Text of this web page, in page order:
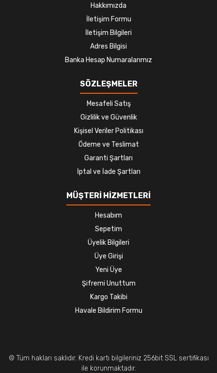
Hakkımızda
İletişim Formu
İletişim Bilgileri
Adres Bilgisi
Banka Hesap Numaralarımız
SÖZLEŞMELER
Mesafeli Satış
Gizlilik ve Güvenlik
Kişisel Veriler Politikası
Ödeme ve Teslimat
Garanti Şartları
İptal ve İade Şartları
MÜŞTERİ HİZMETLERİ
Hesabım
Sepetim
Üyelik Bilgileri
Üye Girişi
Yeni Üye
Şifremi Unuttum
Kargo Takibi
Havale Bildirim Formu
© Tüm hakları saklıdır. Kredi kartı bilgileriniz 256bit SSL sertifikası
ile korunmaktadır.